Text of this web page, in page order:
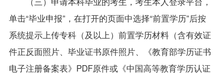
单击“毕业申报”，在打开的页面中选择“前置学历”后按
系统提示上传专科（及以上）前置学历材料（含有效证
件正反面照片、毕业证书原件照片、《教育部学历证书
电子注册备案表》PDF原件或《中国高等教育学历认证